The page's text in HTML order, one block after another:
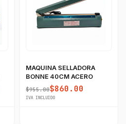
MAQUINA SELLADORA
BONNE 40CM ACERO
$955.00$860.00
IVA INCLUIDO